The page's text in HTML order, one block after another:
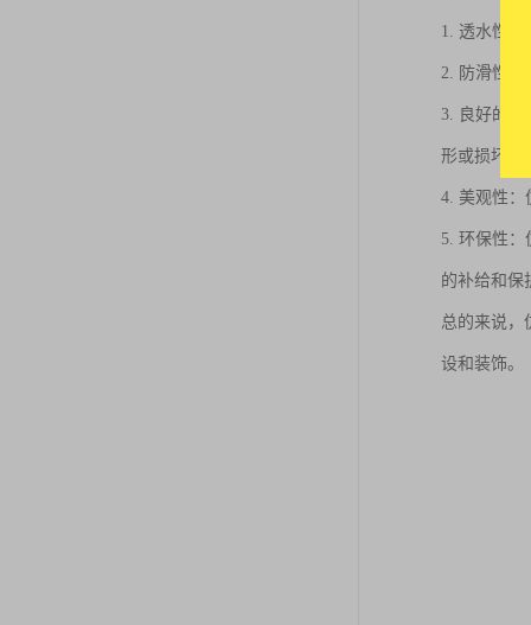
1. 透水性能
2. 防滑性能
3. 良好的耐
形或损坏。
4. 美观性：
5. 环保性
的补给和保
总的来说，
设和装饰。